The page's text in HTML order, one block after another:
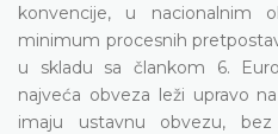
konvencije, u nacionalnim
minimum procesnih
u skladu sa člankom 6.
najveća obveza leži upravo
imaju ustavnu obvezu,